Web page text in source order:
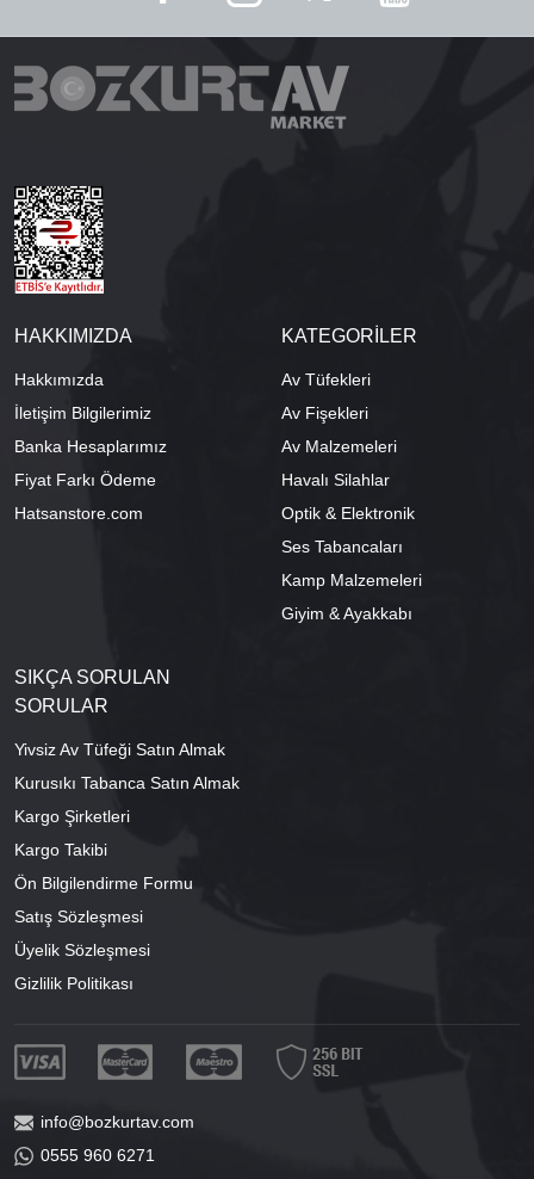
HAKKIMIZDA
Hakkımızda
İletişim Bilgilerimiz
Banka Hesaplarımız
Fiyat Farkı Ödeme
Hatsanstore.com
KATEGORİLER
Av Tüfekleri
Av Fişekleri
Av Malzemeleri
Havalı Silahlar
Optik & Elektronik
Ses Tabancaları
Kamp Malzemeleri
Giyim & Ayakkabı
SIKÇA SORULAN
SORULAR
Yivsiz Av Tüfeği Satın Almak
Kurusıkı Tabanca Satın Almak
Kargo Şirketleri
Kargo Takibi
Ön Bilgilendirme Formu
Satış Sözleşmesi
Üyelik Sözleşmesi
Gizlilik Politikası
info@bozkurtav.com
0555 960 6271